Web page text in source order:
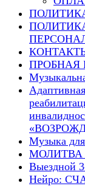
ПРОБНАЯ
Музыка
МОЛИТВА
Выездной
Нейро: